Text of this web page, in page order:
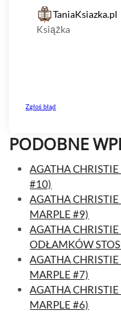
PODOBNE
AGATHA
#10)
AGATHA
MARPLE #9)
AGATHA
ODŁAMKÓW
AGATHA
MARPLE #7)
AGATHA
MARPLE #6)